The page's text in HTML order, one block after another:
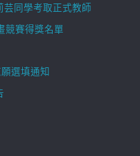
芸同學考取正式教師
競賽得獎名單
選填通知